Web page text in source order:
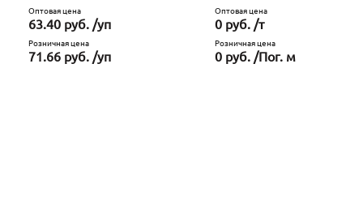
Оптовая цена
63.40 руб. /уп
Розничная цена
71.66 руб. /уп
Оптовая цена
0 руб. /т
Розничная цена
0 руб. /Пог. м